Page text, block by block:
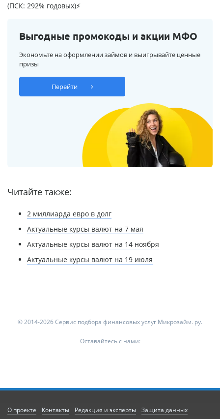
(ПСК: 292% годовых)⚡
Выгодные промокоды и акции МФО
Экономьте на оформлении займов и выигрывайте ценные
призы
Перейти
Читайте также:
2 миллиарда евро в долг
Актуальные курсы валют на 7 мая
Актуальные курсы валют на 14 ноября
Актуальные курсы валют на 19 июля
© 2014-2026 Сервис подбора финансовых услуг Микрозайм. ру.
Оставайтесь с нами:
О проекте Контакты Редакция и эксперты Защита данных